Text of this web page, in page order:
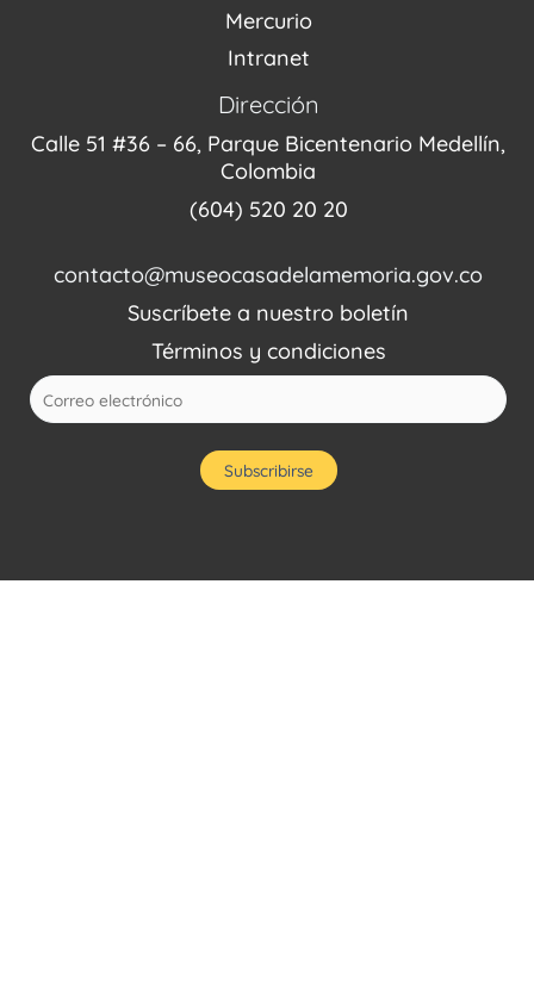
Mercurio
Intranet
Dirección
Calle 51 #36 – 66, Parque Bicentenario Medellín,
Colombia
(604) 520 20 20
contacto@museocasadelamemoria.gov.co
Suscríbete a nuestro boletín
Términos y condiciones